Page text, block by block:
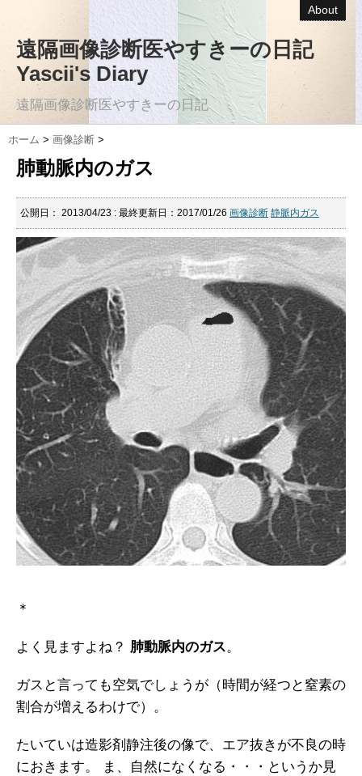
About
遠隔画像診断医やすきーの日記
Yascii's Diary
遠隔画像診断医やすきーの日記
ホーム > 画像診断 >
肺動脈内のガス
公開日： 2013/04/23 : 最終更新日：2017/01/26 画像診断 静脈内ガス
＊
よく見ますよね？ 肺動脈内のガス。
ガスと言っても空気でしょうが（時間が経つと窒素の
割合が増えるわけで）。
たいていは造影剤静注後の像で、エア抜きが不良の時
におきます。 ま、自然になくなる・・・というか見